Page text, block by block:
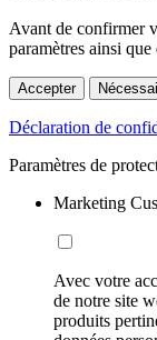
Avant de confirmer
paramètres ainsi que
Accepter
Déclaration de
Paramètres de
Marketing
Avec votre
de notre site
produits